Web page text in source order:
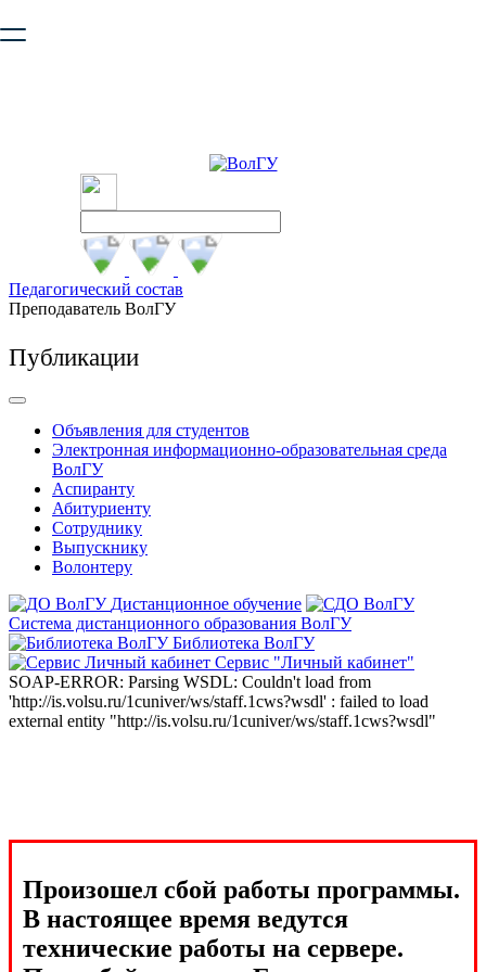
безопасную работу с сайтом. Пожалуйста
Педагогический состав
Преподаватель ВолГУ
Публикации
Объявления для студентов
Электронная информационно-образовательная среда
ВолГУ
Аспиранту
Абитуриенту
Сотруднику
Выпускнику
Волонтеру
Дистанционное обучение
Система дистанционного образования ВолГУ
Библиотека ВолГУ
Сервис "Личный кабинет"
SOAP-ERROR: Parsing WSDL: Couldn't load from
'http://is.volsu.ru/1cuniver/ws/staff.1cws?wsdl' : failed to load
external entity "http://is.volsu.ru/1cuniver/ws/staff.1cws?wsdl"
Произошел сбой работы программы.
В настоящее время ведутся
технические работы на сервере.